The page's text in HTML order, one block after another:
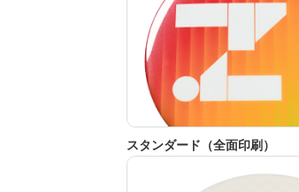
スタンダード（全面印刷）